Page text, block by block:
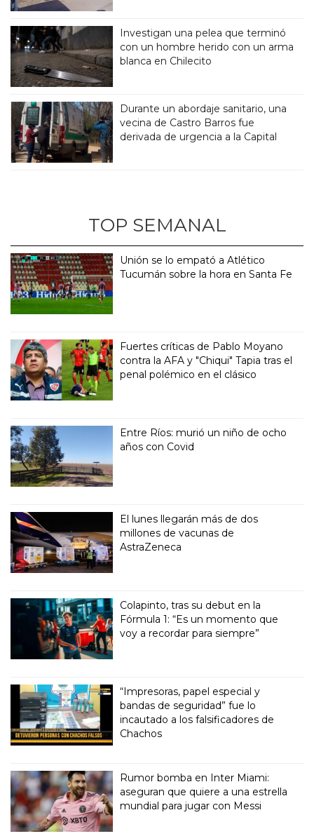
Investigan una pelea que terminó
con un hombre herido con un arma
blanca en Chilecito
Durante un abordaje sanitario, una
vecina de Castro Barros fue
derivada de urgencia a la Capital
TOP SEMANAL
Unión se lo empató a Atlético
Tucumán sobre la hora en Santa Fe
Fuertes críticas de Pablo Moyano
contra la AFA y "Chiqui" Tapia tras el
penal polémico en el clásico
Entre Ríos: murió un niño de ocho
años con Covid
El lunes llegarán más de dos
millones de vacunas de
AstraZeneca
Colapinto, tras su debut en la
Fórmula 1: “Es un momento que
voy a recordar para siempre”
“Impresoras, papel especial y
bandas de seguridad” fue lo
incautado a los falsificadores de
Chachos
Rumor bomba en Inter Miami:
aseguran que quiere a una estrella
mundial para jugar con Messi